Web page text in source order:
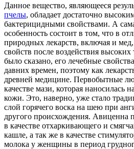
Данное вещество, являющееся
пчелы, обладает достаточно
бактерицидными свойствами. А
особенность состоит в том, что в
природных лекарств, включая и мед,
свойств после воздействия
было сказано, его лечебные
давних времен, поэтому как
древней медицине. Первобытные
качестве мази, которая наносилась
кожи. Это, наверно, уже стало
слой горячего воска на шею при
другого происхождения. Авиценна
в качестве отхаркивающего и
кашле, а так же в качестве
молока у женщины в период